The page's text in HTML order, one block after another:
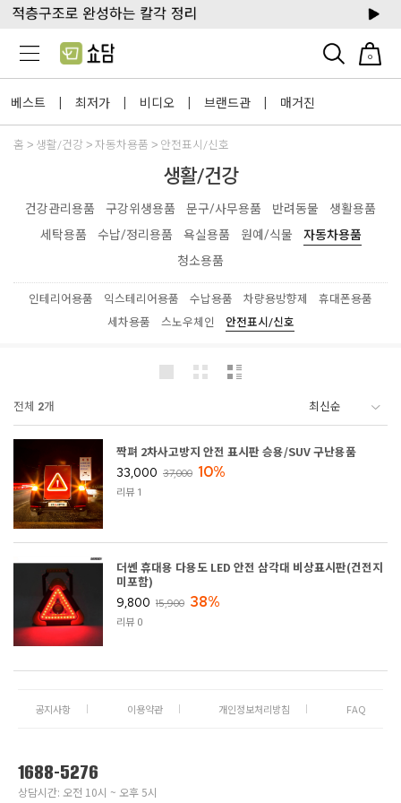
0
베스트 | 최저가 | 비디오 | 브랜드관 | 매거진
홈 생활/건강 자동차용품 안전표시/신호
생활/건강
건강관리용품 구강위생용품 문구/사무용품 반려동물
생활용품
세탁용품
수납/정리용품 욕실용품 원예/식물
자동차용품
청소용품
인테리어용품 익스테리어용품 수납용품 차량용방향제
휴대폰용품
세차용품
스노우체인 안전표시/신호
전체 2개
짝펴 2차사고방지 안전 표시판 승용/SUV 구난용품
33,000 37,000 10%
리뷰 1
더쎈 휴대용 다용도 LED 안전 삼각대 비상표시판(건전지
미포함)
9,800 15,900 38%
리뷰 0
공지사항 이용약관 개인정보처리방침 FAQ
1688-5276
상담시간: 오전 10시 ~ 오후 5시